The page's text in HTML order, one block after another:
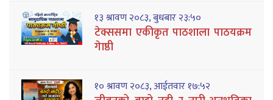
१३ श्रावण २०८३, बुधबार २३:५०
टेक्ससमा एकीकृत पाठशाला पाठयक्रम
गेाष्ठी
१० श्रावण २०८३, आईतवार १७:५२